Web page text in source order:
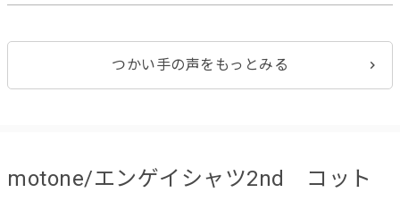
つかい手の声をもっとみる
motone/エンゲイシャツ2nd コット